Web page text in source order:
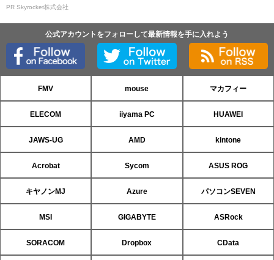
PR Skyrocket株式会社
公式アカウントをフォローして最新情報を手に入れよう
FMV mouse マカフィー
ELECOM iiyama PC HUAWEI
JAWS-UG AMD kintone
Acrobat Sycom ASUS ROG
キヤノンMJ Azure パソコンSEVEN
MSI GIGABYTE ASRock
SORACOM Dropbox CData